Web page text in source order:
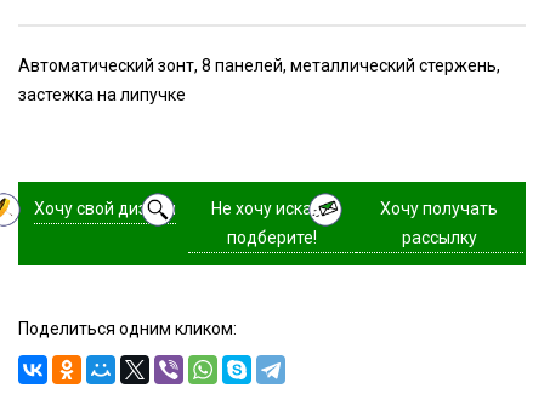
Автоматический зонт, 8 панелей, металлический стержень,
застежка на липучке
Хочу свой дизайн
Не хочу искать,
подберите!
Хочу получать
рассылку
Поделиться одним кликом: